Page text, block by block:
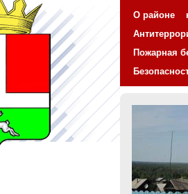
О районе
Пожарная